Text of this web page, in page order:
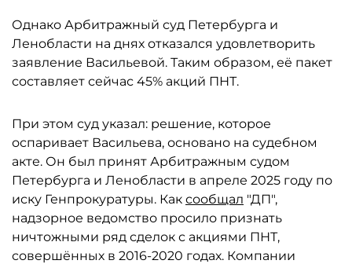
Однако Арбитражный суд Петербурга и
Ленобласти на днях отказался удовлетворить
заявление Васильевой. Таким образом, её пакет
составляет сейчас 45% акций ПНТ.
При этом суд указал: решение, которое
оспаривает Васильева, основано на судебном
акте. Он был принят Арбитражным судом
Петербурга и Ленобласти в апреле 2025 году по
иску Генпрокуратуры. Как сообщал "ДП",
надзорное ведомство просило признать
ничтожными ряд сделок с акциями ПНТ,
совершённых в 2016-2020 годах. Компании